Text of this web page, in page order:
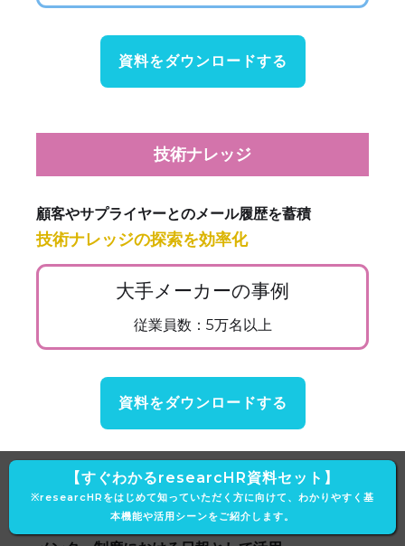
資料をダウンロードする
技術ナレッジ
顧客やサプライヤーとのメール履歴を蓄積
技術ナレッジの探索を効率化
大手メーカーの事例
従業員数：5万名以上
資料をダウンロードする
若手・異動者 オンボーディング
【すぐわかるresearcHR資料セット】
※researcHRをはじめて知っていただく方に向けて、わかりやすく基
本機能や活用シーンをご紹介します。